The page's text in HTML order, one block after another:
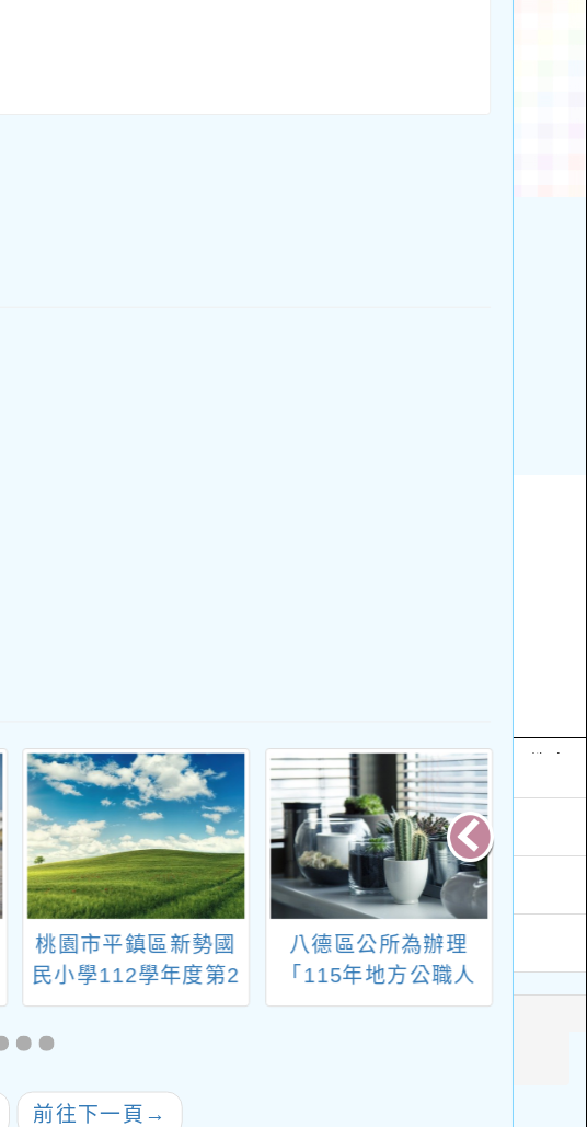
桃園市平鎮區新勢國
民小學112學年度第2
學期第1梯次代理教師
甄選第3次招考錄取公
八德區公所為辦理
「115年地方公職人
員選舉」所需，請推
期第1
前往下一頁 →